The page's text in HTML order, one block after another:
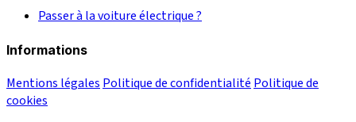
Passer à la voiture électrique ?
Informations
Mentions légales Politique de confidentialité Politique de
cookies